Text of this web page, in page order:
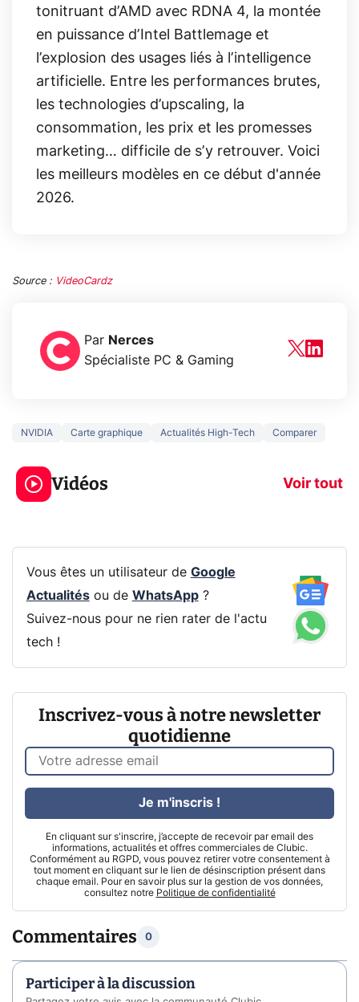
tonitruant d’AMD avec RDNA 4, la montée
en puissance d’Intel Battlemage et
l’explosion des usages liés à l’intelligence
artificielle. Entre les performances brutes,
les technologies d’upscaling, la
consommation, les prix et les promesses
marketing… difficile de s’y retrouver. Voici
les meilleurs modèles en ce début d'année
2026.
Source : VideoCardz
Par Nerces
Spécialiste PC & Gaming
NVIDIA Carte graphique Actualités High-Tech Comparer
Vidéos Voir tout
3 écrans en 1 pour
319€ ? Voici L'AOC
CQ32G4ZA !
5
prochaine
Vous êtes un utilisateur de Google
Actualitésou de WhatsApp?
Suivez-nous pour ne rien rater de l'actu
tech !
Inscrivez-vous à notre newsletter
quotidienne
En cliquant sur s'inscrire, j’accepte de recevoir par email des
informations, actualités et offres commerciales de Clubic.
Conformément au RGPD, vous pouvez retirer votre consentement à
tout moment en cliquant sur le lien de désinscription présent dans
chaque email. Pour en savoir plus sur la gestion de vos données,
consultez notre Politique de confidentialité
Je m'inscris !
Commentaires 0
Participer à la discussion